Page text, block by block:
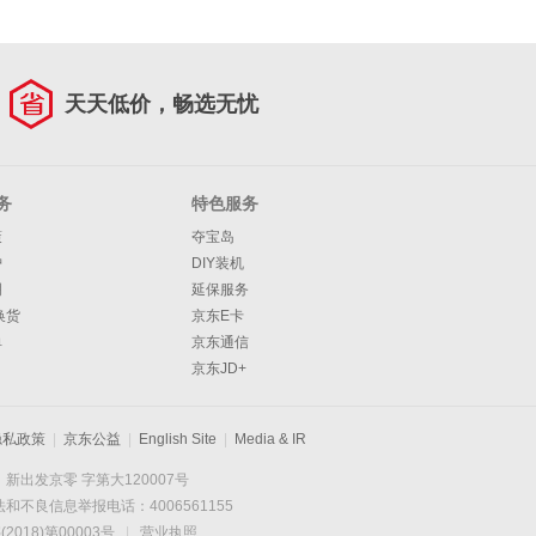
天天低价，畅选无忧
货
特色服务
夺宝岛
DIY装机
延保服务
京东E卡
京东通信
京东JD+
私政策 京东公益 English Site Media & IR
新出发京零 字第大120007号
和不良信息举报电话：4006561155
第00003号 营业执照